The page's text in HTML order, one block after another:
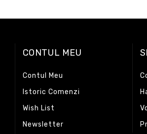
CONTUL MEU
Contul Meu
Istoric Comenzi
Wish List
Newsletter